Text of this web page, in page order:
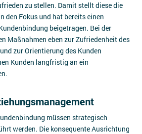
zu stellen. Damit stellt diese die
den Fokus und hat bereits einen
beigetragen. Bei der
Maßnahmen eben zur Zufriedenheit des
zur Orientierung des Kunden
Kunden langfristig an ein
müssen strategisch
werden. Die konsequente Ausrichtung